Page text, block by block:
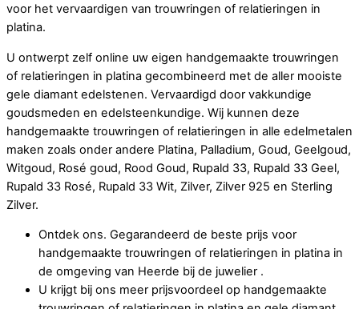
voor het vervaardigen van trouwringen of relatieringen in
platina.
U ontwerpt zelf online uw eigen handgemaakte trouwringen
of relatieringen in platina gecombineerd met de aller mooiste
gele diamant edelstenen. Vervaardigd door vakkundige
goudsmeden en edelsteenkundige. Wij kunnen deze
handgemaakte trouwringen of relatieringen in alle edelmetalen
maken zoals onder andere Platina, Palladium, Goud, Geelgoud,
Witgoud, Rosé goud, Rood Goud, Rupald 33, Rupald 33 Geel,
Rupald 33 Rosé, Rupald 33 Wit, Zilver, Zilver 925 en Sterling
Zilver.
Ontdek ons. Gegarandeerd de beste prijs voor
handgemaakte trouwringen of relatieringen in platina in
de omgeving van Heerde bij de juwelier .
U krijgt bij ons meer prijsvoordeel op handgemaakte